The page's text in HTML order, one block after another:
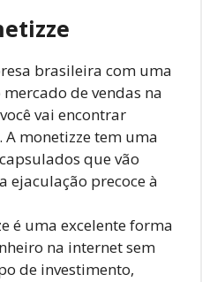
brasileira com uma
de vendas na
vai encontrar
monetizze tem uma
que vão
ejaculação precoce à
é uma excelente forma
na internet sem
de investimento,